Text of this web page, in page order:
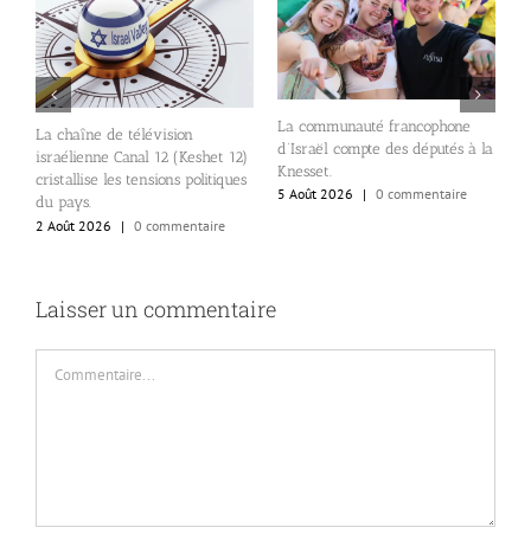
La chaîne de télévision
israélienne Canal 12 (Keshet 12)
cristallise les tensions politiques
du pays.
2 Août 2026
| 0 commentaire
La communauté francophone
d’Israël compte des députés à la
Knesset.
5 Août 2026
| 0 commentaire
Laisser un commentaire